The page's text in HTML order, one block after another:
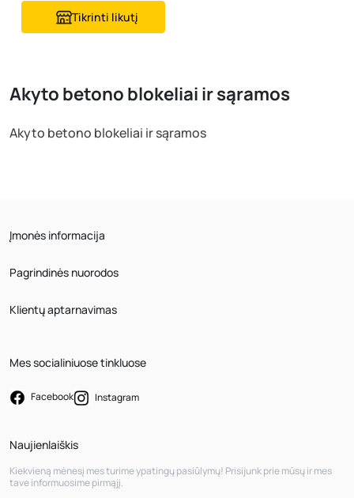
Tikrinti likutį
Akyto betono blokeliai ir sąramos
Akyto betono blokeliai ir sąramos
Įmonės informacija
Pagrindinės nuorodos
Klientų aptarnavimas
Mes socialiniuose tinkluose
Facebook Instagram
Naujienlaiškis
Kiekvieną mėnesį mes turime ypatingų pasiūlymų! Prisijunk prie mūsų ir mes
tave informuosime pirmąjį.